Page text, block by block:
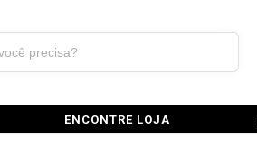
ENCONTRE LOJA